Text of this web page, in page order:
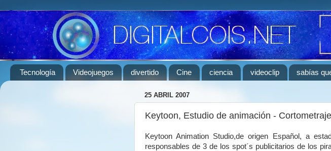
Tecnología Videojuegos divertido Cine ciencia videoclip sabías
25 ABRIL 2007
Keytoon, Estudio de animación - Cortometraje
Keytoon Animation Studio,de origen Español, a
responsables de 3 de los spot´s publicitarios de los